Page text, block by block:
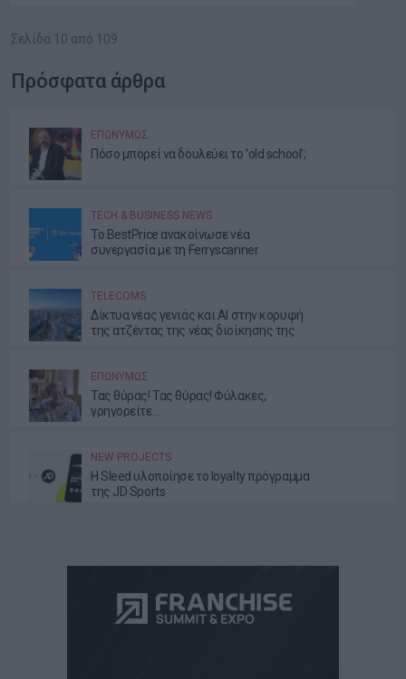
Σελίδα 10 από 109
Πρόσφατα άρθρα
ΕΠΩΝΎΜΩΣ…
Πόσο μπορεί να δουλεύει το 'old school';
TECH & BUSINESS NEWS
Το BestPrice ανακοίνωσε νέα
συνεργασία με τη Ferryscanner
TELECOMS
Δίκτυα νέας γενιάς και AI στην κορυφή
της ατζέντας της νέας διοίκησης της
ΕΠΩΝΎΜΩΣ…
Τας θύρας! Τας θύρας! Φύλακες,
γρηγορείτε…
NEW PROJECTS
Η Sleed υλοποίησε το loyalty πρόγραμμα
της JD Sports